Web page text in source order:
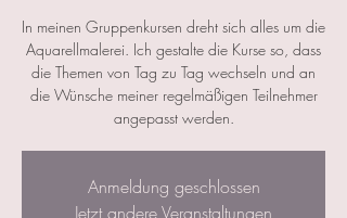
In meinen Gruppenkursen dreht sich alles um die
Aquarellmalerei. Ich gestalte die Kurse so, dass
die Themen von Tag zu Tag wechseln und an
die Wünsche meiner regelmäßigen Teilnehmer
angepasst werden.
Anmeldung geschlossen
Jetzt andere Veranstaltungen